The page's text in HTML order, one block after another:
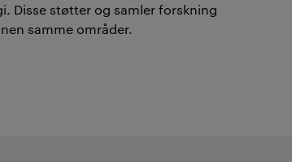
Disse støtter og samler forskning
samme områder.